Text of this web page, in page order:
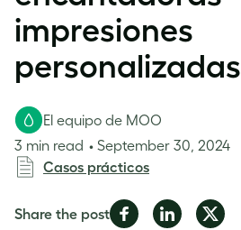
impresiones
personalizadas
El equipo de MOO
3 min read
September 30, 2024
Casos prácticos
Share the postShare Share Share